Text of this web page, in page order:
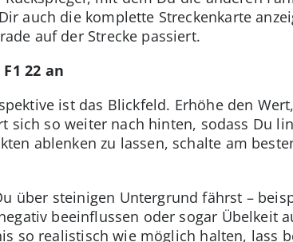
auch die komplette Streckenkarte
auf der Strecke passiert.
22 an
ist das Blickfeld. Erhöhe den
sich so weiter nach hinten, sodass Du
ablenken zu lassen, schalte am
über steinigen Untergrund fährst –
beeinflussen oder sogar Übelkeit
so realistisch wie möglich halten, lass